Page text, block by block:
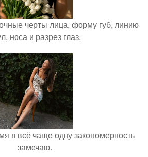
черты лица, форму губ, линию
носа и разрез глаз.
я всё чаще одну закономерность
замечаю.